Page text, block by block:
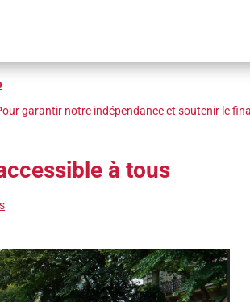
garantir notre indépendance et soutenir le
à tous